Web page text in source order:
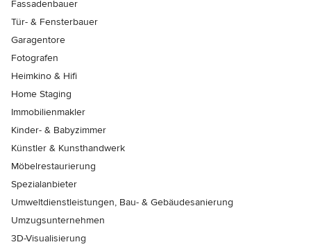
Fassadenbauer
Tür- & Fensterbauer
Garagentore
Fotografen
Heimkino & Hifi
Home Staging
Immobilienmakler
Kinder- & Babyzimmer
Künstler & Kunsthandwerk
Möbelrestaurierung
Spezialanbieter
Umweltdienstleistungen, Bau- & Gebäudesanierung
Umzugsunternehmen
3D-Visualisierung